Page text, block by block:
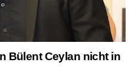
Bülent Ceylan nicht in